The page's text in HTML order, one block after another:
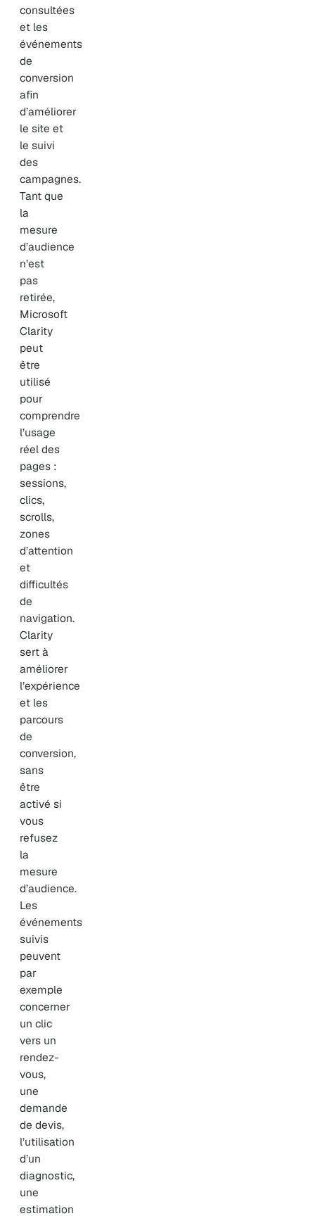
consultées
et les
événements
de
conversion
afin
d’améliorer
le site et
le suivi
des
campagnes.
Tant que
la
mesure
d’audience
n’est
pas
retirée,
Microsoft
Clarity
peut
être
utilisé
pour
comprendre
l’usage
réel des
pages :
sessions,
clics,
scrolls,
zones
d’attention
et
difficultés
de
navigation.
Clarity
sert à
améliorer
l’expérience
et les
parcours
de
conversion,
sans
être
activé si
vous
refusez
la
mesure
d’audience.
Les
événements
suivis
peuvent
par
exemple
concerner
un clic
vers un
rendez-
vous,
une
demande
de devis,
l’utilisation
d’un
diagnostic,
une
estimation